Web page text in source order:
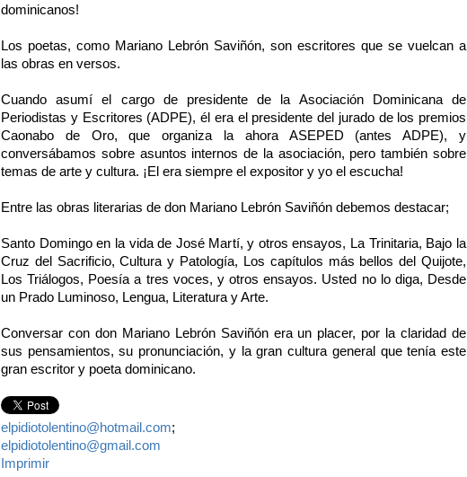
dominicanos!
Los poetas, como Mariano Lebrón Saviñón, son escritores que se vuelcan a
las obras en versos.
Cuando asumí el cargo de presidente de la Asociación Dominicana de
Periodistas y Escritores (ADPE), él era el presidente del jurado de los premios
Caonabo de Oro, que organiza la ahora ASEPED (antes ADPE), y
conversábamos sobre asuntos internos de la asociación, pero también sobre
temas de arte y cultura. ¡El era siempre el expositor y yo el escucha!
Entre las obras literarias de don Mariano Lebrón Saviñón debemos destacar;
Santo Domingo en la vida de José Martí, y otros ensayos, La Trinitaria, Bajo la
Cruz del Sacrificio, Cultura y Patología, Los capítulos más bellos del Quijote,
Los Triálogos, Poesía a tres voces, y otros ensayos. Usted no lo diga, Desde
un Prado Luminoso, Lengua, Literatura y Arte.
Conversar con don Mariano Lebrón Saviñón era un placer, por la claridad de
sus pensamientos, su pronunciación, y la gran cultura general que tenía este
gran escritor y poeta dominicano.
elpidiotolentino@hotmail.com;
elpidiotolentino@gmail.com
Imprimir